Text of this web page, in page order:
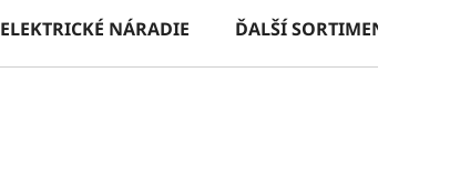
ELEKTRICKÉ NÁRADIE ĎALŠÍ SORTIMENT